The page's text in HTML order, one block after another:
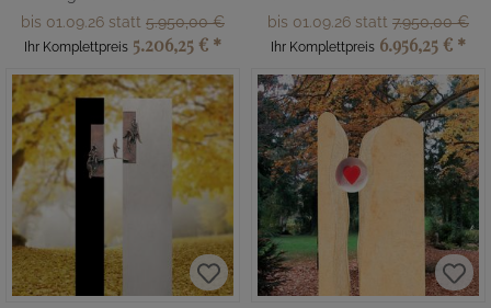
bis 01.09.26 statt 5.950,00 €
Ihr Komplettpreis 5.206,25 € *
bis 01.09.26 statt 7.950,00 €
Ihr Komplettpreis 6.956,25 € *